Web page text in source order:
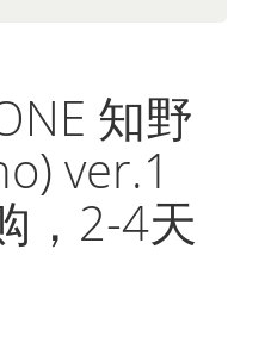
知野
ver.1
，2-4天